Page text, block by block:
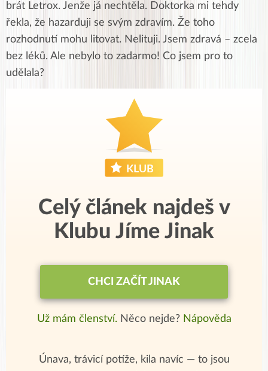
brát Letrox. Jenže já nechtěla. Doktorka mi tehdy
řekla, že hazarduji se svým zdravím. Že toho
rozhodnutí mohu litovat. Nelituji. Jsem zdravá – zcela
bez léků. Ale nebylo to zadarmo! Co jsem pro to
udělala?
Celý článek najdeš v
Klubu Jíme Jinak
CHCI ZAČÍT JINAK
Už mám členství. Něco nejde? Nápověda
Únava, trávicí potíže, kila navíc — to jsou